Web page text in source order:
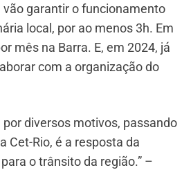
garantir o funcionamento
local, por ao menos 3h. Em
mês na Barra. E, em 2024, já
com a organização do
diversos motivos, passando
Cet-Rio, é a resposta da
o trânsito da região.” –